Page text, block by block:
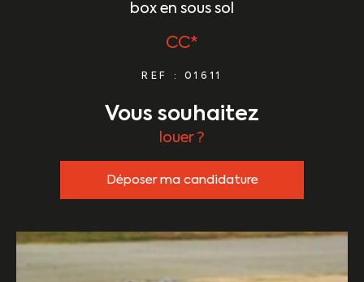
box en sous sol
CC*
REF : 01611
vous souhaitez
louer ?
Déposer ma candidature